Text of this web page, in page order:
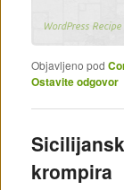
WordPress
Objavljeno pod
Ostavite odgovor
krompira